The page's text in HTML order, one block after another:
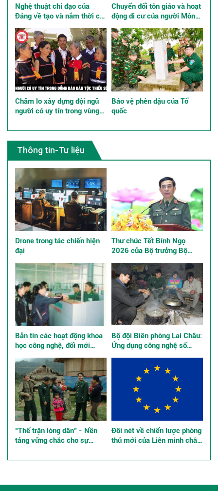
Nghệ thuật chỉ đạo của
Đảng về tạo và nắm thời cơ,
mạng Tháng Tám năm 1945
Chuyển đổi tôn giáo và hoạt
động di cư của người Mông
Chăm lo xây dựng đội ngũ
người có uy tín trong vùng
góp phần thực hiện tốt chính
sách dân tộc
Bảo vệ phên dậu của Tổ
quốc
Thông tin-Tư liệu
Drone trong tác chiến hiện
đại
Thư chúc Tết Bính Ngọ
2026 của Bộ trưởng Bộ
Bản tin các hoạt động khoa
học công nghệ, đổi mới
Bộ đội Biên phòng Lai Châu:
Ứng dụng công nghệ số
“Thế trận lòng dân” - Nền
tảng vững chắc cho sự
Tổ quốc ở các tỉnh, thành
Đôi nét về chiến lược phòng
thủ mới của Liên minh châu
ninh khu vực và quốc tế